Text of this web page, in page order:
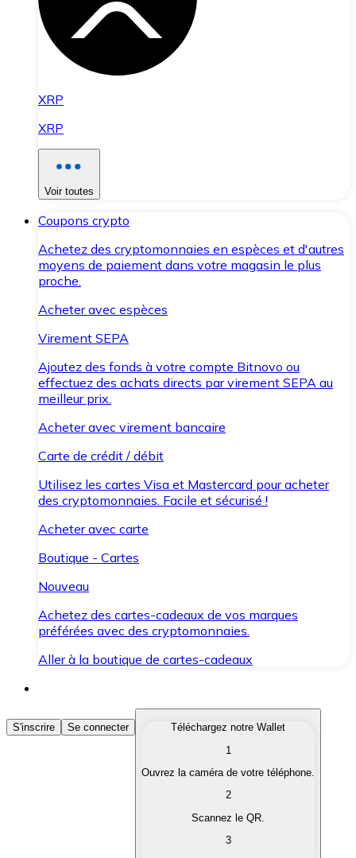
XRP
XRP
Voir toutes
Coupons crypto
Achetez des cryptomonnaies en espèces et d'autres
moyens de paiement dans votre magasin le plus
proche.
Acheter avec espèces
Virement SEPA
Ajoutez des fonds à votre compte Bitnovo ou
effectuez des achats directs par virement SEPA au
meilleur prix.
Acheter avec virement bancaire
Carte de crédit / débit
Utilisez les cartes Visa et Mastercard pour acheter
des cryptomonnaies. Facile et sécurisé !
Acheter avec carte
Boutique - Cartes
Nouveau
Achetez des cartes-cadeaux de vos marques
préférées avec des cryptomonnaies.
Aller à la boutique de cartes-cadeaux
Acheter des Cryptomonnaies
Achetez les cryptomonnaies qui vous intéressent
Convertissez vos cryptomonnaies en monnaie
S'inscrire Se connecter
Téléchargez notre Wallet
1
Ouvrez la caméra de votre téléphone.
2
Scannez le QR.
3